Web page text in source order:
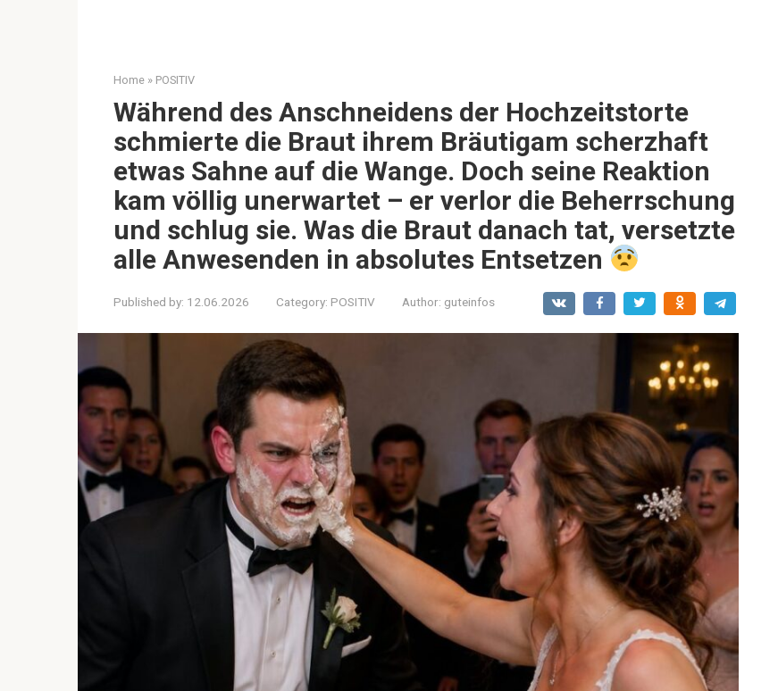
Home » POSITIV
Während des Anschneidens der Hochzeitstorte
schmierte die Braut ihrem Bräutigam scherzhaft
etwas Sahne auf die Wange. Doch seine Reaktion
kam völlig unerwartet – er verlor die Beherrschung
und schlug sie. Was die Braut danach tat, versetzte
alle Anwesenden in absolutes Entsetzen
Published by: 12.06.2026 Category: POSITIV Author: guteinfos